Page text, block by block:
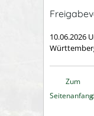
10.06.2026
Zum
Seitenanfang